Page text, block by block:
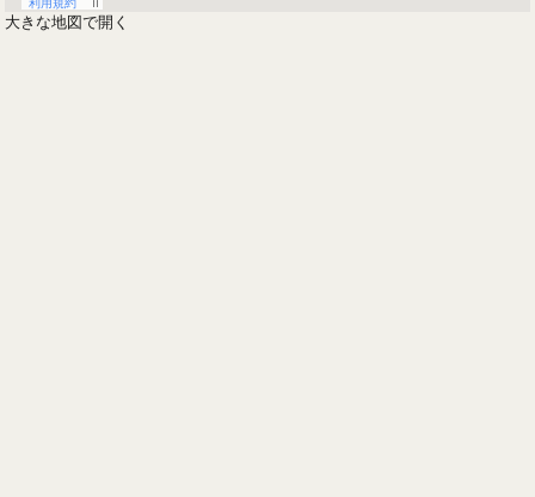
大きな地図で開く